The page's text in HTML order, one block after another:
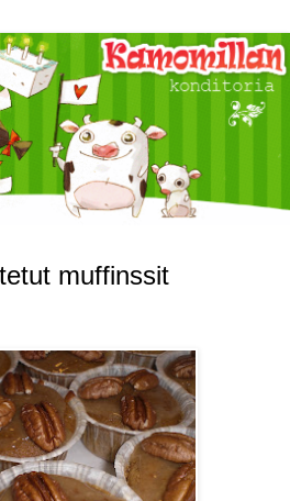
muffinssit